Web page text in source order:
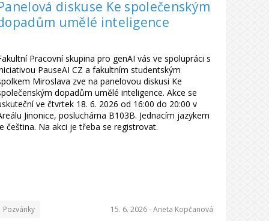
diskuse Ke společenským
umělé inteligence
Pracovní skupina pro genAI vás ve spolupráci s
PauseAI CZ a fakultním studentským
Miroslava zve na panelovou diskusi Ke
dopadům umělé inteligence. Akce se
ve čtvrtek 18. 6. 2026 od 16:00 do 20:00 v
Jinonice, posluchárna B103B. Jednacím jazykem
čeština. Na akci je třeba se registrovat.
Pozvánky 15. 6. 2026 -Aneta Kopčanová